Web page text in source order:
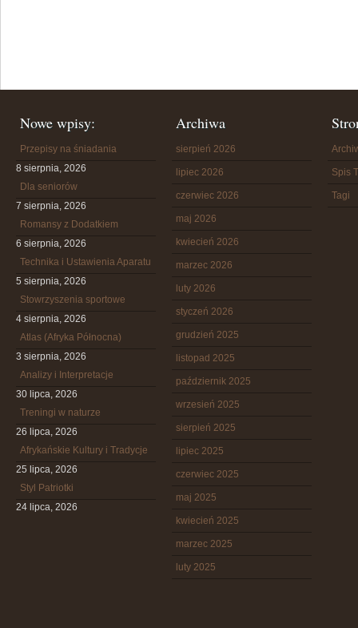
Nowe wpisy:
Przepisy na śniadania
8 sierpnia, 2026
Dla seniorów
7 sierpnia, 2026
Romansy z Dodatkiem
6 sierpnia, 2026
Technika i Ustawienia Aparatu
5 sierpnia, 2026
Stowrzyszenia sportowe
4 sierpnia, 2026
Atlas (Afryka Północna)
3 sierpnia, 2026
Analizy i Interpretacje
30 lipca, 2026
Treningi w naturze
26 lipca, 2026
Afrykańskie Kultury i Tradycje
25 lipca, 2026
Styl Patriotki
24 lipca, 2026
Archiwa
sierpień 2026
lipiec 2026
czerwiec 2026
maj 2026
kwiecień 2026
marzec 2026
luty 2026
styczeń 2026
grudzień 2025
listopad 2025
październik 2025
wrzesień 2025
sierpień 2025
lipiec 2025
czerwiec 2025
maj 2025
kwiecień 2025
marzec 2025
luty 2025
Spis
Tagi